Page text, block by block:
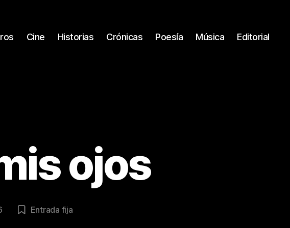
Cine Historias Crónicas Poesía Música Editorial
ojos
Entrada fija